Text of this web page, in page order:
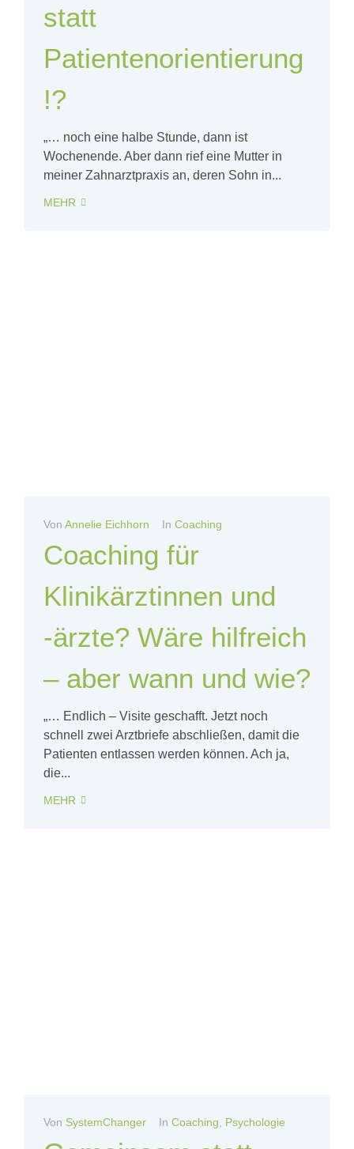
statt
Patientenorientierung
!?
„… noch eine halbe Stunde, dann ist
Wochenende. Aber dann rief eine Mutter in
meiner Zahnarztpraxis an, deren Sohn in...
MEHR
Von Annelie Eichhorn In Coaching
Coaching für
Klinikärztinnen und
-ärzte? Wäre hilfreich
– aber wann und wie?
„… Endlich – Visite geschafft. Jetzt noch
schnell zwei Arztbriefe abschließen, damit die
Patienten entlassen werden können. Ach ja,
die...
MEHR
Von SystemChanger In Coaching, Psychologie